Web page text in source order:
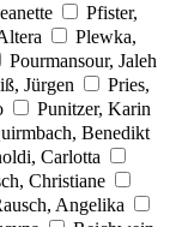
Pfister,
Plewka,
Pourmansour, Jaleh
Jürgen
Pries,
Punitzer, Karin
Benedikt
Carlotta
Christiane
Angelika